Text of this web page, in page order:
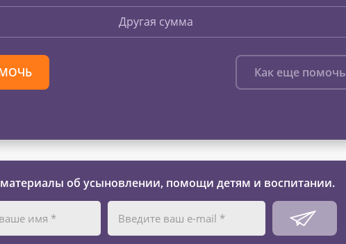
Другая сумма
Как еще помочь
об усыновлении, помощи детям и воспитании.